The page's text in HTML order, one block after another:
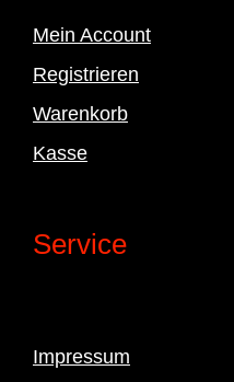
Mein Account
Registrieren
Warenkorb
Kasse
Service
Impressum